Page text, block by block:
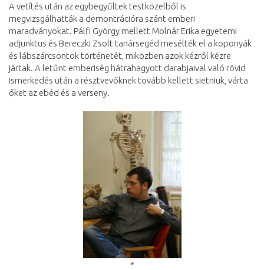
A vetítés után az egybegyűltek testközelből is
megvizsgálhatták a demontrációra szánt emberi
maradványokat. Pálfi György mellett Molnár Erika egyetemi
adjunktus és Bereczki Zsolt tanársegéd mesélték el a koponyák
és lábszárcsontok történetét, miközben azok kézről kézre
jártak. A letűnt emberiség hátrahagyott darabjaival való rövid
ismerkedés után a résztvevőknek tovább kellett sietniük, várta
őket az ebéd és a verseny.
*